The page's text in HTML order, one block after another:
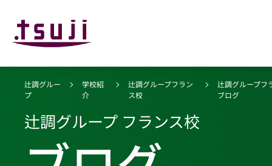
辻調グルー
プ
学校紹
介
辻調グループフラン
ス校
辻調グループフ
ブログ
辻調グループ フランス校